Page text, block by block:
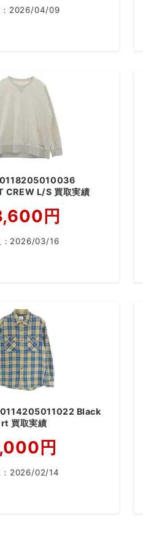
2026/04/09
CREW L/S 買取実績
円
2026/03/16
Black
買取実績
円
2026/02/14